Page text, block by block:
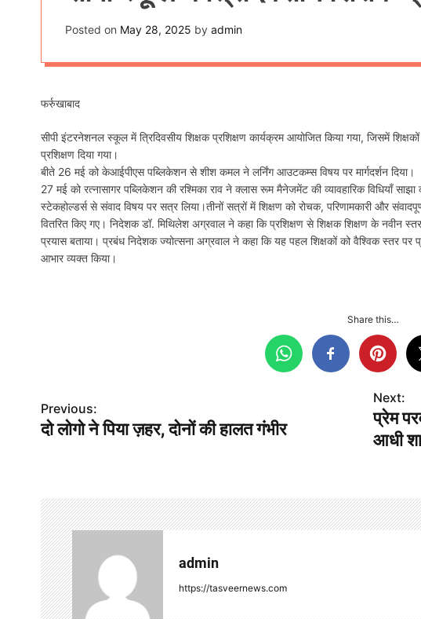
Posted on May 28, 2025 by admin
फर्रुखाबाद
सीपी इंटरनेशनल स्कूल में त्रिदिवसीय शिक्षक प्रशिक्षण कार्यक्रम आयोजित किया गया, जिसमें
प्रशिक्षण दिया गया।
बीते 26 मई को केआईपीएस पब्लिकेशन से शीश कमल ने लर्निंग आउटकम्स विषय पर मार्गदर्शन दिया।
27 मई को रत्नासागर पब्लिकेशन की रश्मिका राव ने क्लास रूम मैनेजमेंट की व्यावहारिक विधियाँ
स्टेकहोल्डर्स से संवाद विषय पर सत्र लिया।तीनों सत्रों में शिक्षण को रोचक, परिणामकारी और
वितरित किए गए। निदेशक डॉ. मिथिलेश अग्रवाल ने कहा कि प्रशिक्षण से शिक्षक शिक्षण के नवीन
प्रयास बताया। प्रबंध निदेशक ज्योत्सना अग्रवाल ने कहा कि यह पहल शिक्षकों को वैश्विक स्तर पर
आभार व्यक्त किया।
Share this…
P
o
n
a
v
i
Previous:
दो लोगो ने पिया ज़हर, दोनों की हालत गंभीर
Next:
प्रेम
आधी
admin
https://tasveernews.com